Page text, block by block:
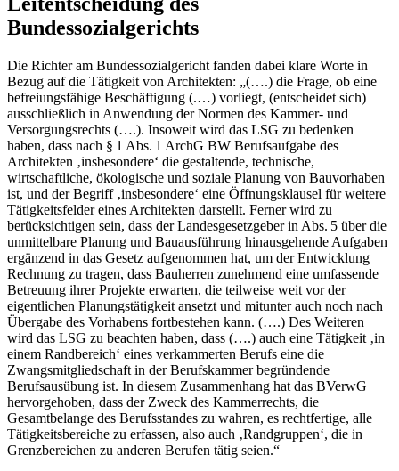
Bundessozialgerichts
Die Richter am Bundessozialgericht fanden dabei klare Worte in
Bezug auf die Tätigkeit von Architekten: „(….) die Frage, ob eine
befreiungsfähige Beschäftigung (.…) vorliegt, (entscheidet sich)
ausschließlich in Anwendung der Normen des Kammer- und
Versorgungsrechts (….). Insoweit wird das LSG zu bedenken
haben, dass nach § 1 Abs. 1 ArchG BW Berufsaufgabe des
Architekten ‚insbesondere‘ die gestaltende, technische,
wirtschaftliche, ökologische und soziale Planung von Bauvorhaben
ist, und der Begriff ‚insbesondere‘ eine Öffnungsklausel für weitere
Tätigkeitsfelder eines Architekten darstellt. Ferner wird zu
berücksichtigen sein, dass der Landesgesetzgeber in Abs. 5 über die
unmittelbare Planung und Bauausführung hinausgehende Aufgaben
ergänzend in das Gesetz aufgenommen hat, um der Entwicklung
Rechnung zu tragen, dass Bauherren zunehmend eine umfassende
Betreuung ihrer Projekte erwarten, die teilweise weit vor der
eigentlichen Planungstätigkeit ansetzt und mitunter auch noch nach
Übergabe des Vorhabens fortbestehen kann. (….) Des Weiteren
wird das LSG zu beachten haben, dass (….) auch eine Tätigkeit ‚in
einem Randbereich‘ eines verkammerten Berufs eine die
Zwangsmitgliedschaft in der Berufskammer begründende
Berufsausübung ist. In diesem Zusammenhang hat das BVerwG
hervorgehoben, dass der Zweck des Kammerrechts, die
Gesamtbelange des Berufsstandes zu wahren, es rechtfertige, alle
Tätigkeitsbereiche zu erfassen, also auch ‚Randgruppen‘, die in
Grenzbereichen zu anderen Berufen tätig seien.“